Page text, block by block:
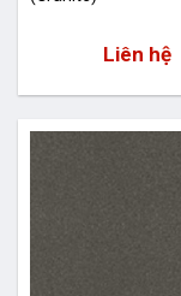
Liên hệ